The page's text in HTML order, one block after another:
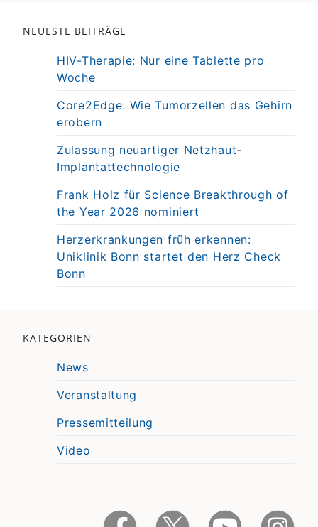
NEUESTE BEITRÄGE
HIV-Therapie: Nur eine Tablette pro
Woche
Core2Edge: Wie Tumorzellen das Gehirn
erobern
Zulassung neuartiger Netzhaut-
Implantattechnologie
Frank Holz für Science Breakthrough of
the Year 2026 nominiert
Herzerkrankungen früh erkennen:
Uniklinik Bonn startet den Herz Check
Bonn
KATEGORIEN
News
Veranstaltung
Pressemitteilung
Video